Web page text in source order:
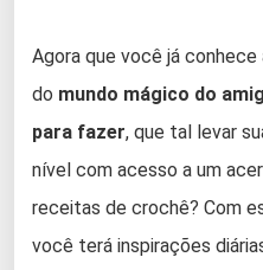
Agora que você já
do mundo mágico do
para fazer, que tal levar
nível com acesso a um
receitas de crochê? Com
você terá inspirações